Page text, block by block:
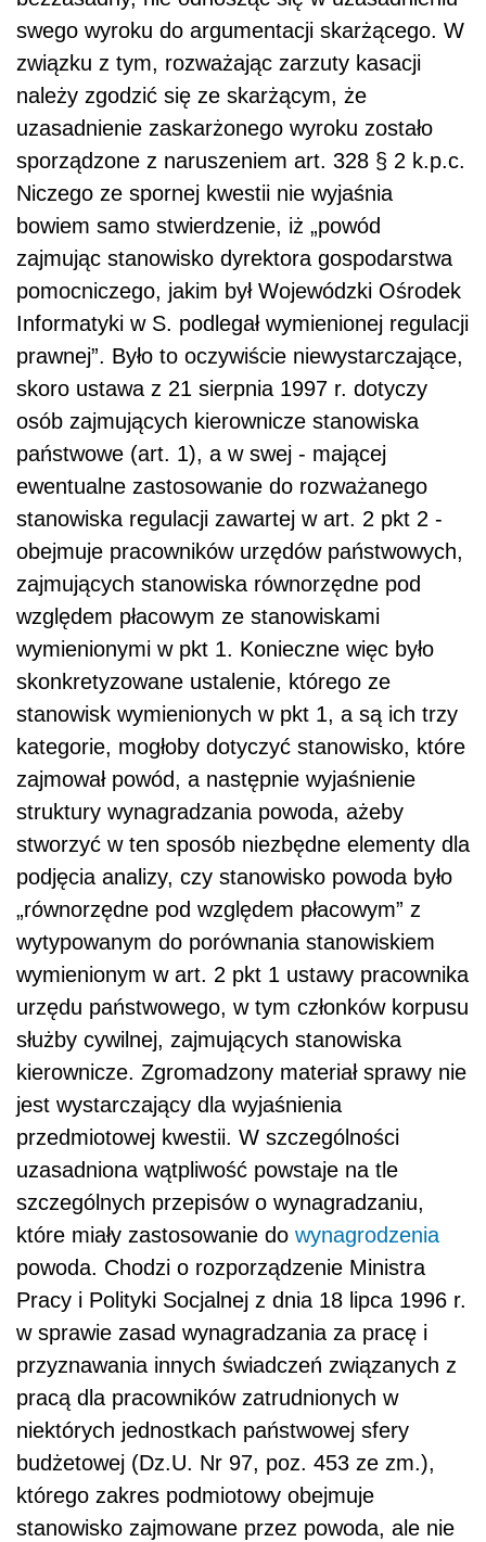
swego wyroku do argumentacji skarżącego. W
związku z tym, rozważając zarzuty kasacji
należy zgodzić się ze skarżącym, że
uzasadnienie zaskarżonego wyroku zostało
sporządzone z naruszeniem art. 328 § 2 k.p.c.
Niczego ze spornej kwestii nie wyjaśnia
bowiem samo stwierdzenie, iż „powód
zajmując stanowisko dyrektora gospodarstwa
pomocniczego, jakim był Wojewódzki Ośrodek
Informatyki w S. podlegał wymienionej regulacji
prawnej”. Było to oczywiście niewystarczające,
skoro ustawa z 21 sierpnia 1997 r. dotyczy
osób zajmujących kierownicze stanowiska
państwowe (art. 1), a w swej - mającej
ewentualne zastosowanie do rozważanego
stanowiska regulacji zawartej w art. 2 pkt 2 -
obejmuje pracowników urzędów państwowych,
zajmujących stanowiska równorzędne pod
względem płacowym ze stanowiskami
wymienionymi w pkt 1. Konieczne więc było
skonkretyzowane ustalenie, którego ze
stanowisk wymienionych w pkt 1, a są ich trzy
kategorie, mogłoby dotyczyć stanowisko, które
zajmował powód, a następnie wyjaśnienie
struktury wynagradzania powoda, ażeby
stworzyć w ten sposób niezbędne elementy dla
podjęcia analizy, czy stanowisko powoda było
„równorzędne pod względem płacowym” z
wytypowanym do porównania stanowiskiem
wymienionym w art. 2 pkt 1 ustawy pracownika
urzędu państwowego, w tym członków korpusu
służby cywilnej, zajmujących stanowiska
kierownicze. Zgromadzony materiał sprawy nie
jest wystarczający dla wyjaśnienia
przedmiotowej kwestii. W szczególności
uzasadniona wątpliwość powstaje na tle
szczególnych przepisów o wynagradzaniu,
które miały zastosowanie do wynagrodzenia
powoda. Chodzi o rozporządzenie Ministra
Pracy i Polityki Socjalnej z dnia 18 lipca 1996 r.
w sprawie zasad wynagradzania za pracę i
przyznawania innych świadczeń związanych z
pracą dla pracowników zatrudnionych w
niektórych jednostkach państwowej sfery
budżetowej (Dz.U. Nr 97, poz. 453 ze zm.),
którego zakres podmiotowy obejmuje
stanowisko zajmowane przez powoda, ale nie